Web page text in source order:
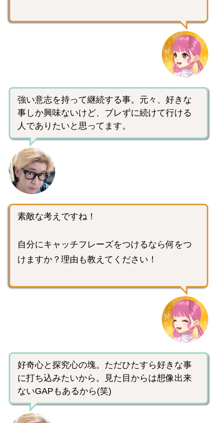
強い意志を持って継続する事。元々、好きな
事しか興味ないけど、ブレずに続けて行ける
人でありたいと思ってます。
素敵な考えですね！
自分にキャッチフレーズをつけるなら何をつ
けますか？理由も教えてください！
好奇心と探究心の塊。ただひたすら好きな事
に打ち込みたいから。見た目からは想像出来
ないGAPもあるから(笑)